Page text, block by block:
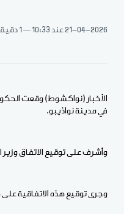
21-04-2026عند 10:33 1 دقيقة قراءة
في مدينة نواذيبو.
وأشرف على توقيع الاتفاق وزير
وجرى توقيع هذه الاتفاقية